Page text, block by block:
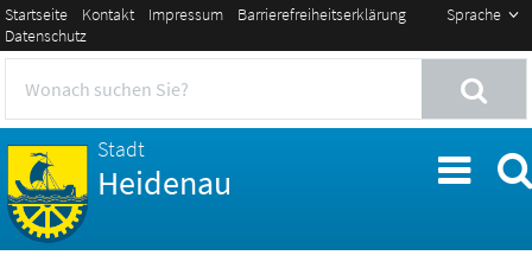
Sprache
Startseite Kontakt Impressum
Barrierefreiheitserklärung
Datenschutz
Stadt
Heidenau